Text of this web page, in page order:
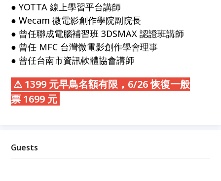
● YOTTA 線上學習平台講師
● Wecam 微電影創作學院副院長
● 曾任聯成電腦補習班 3DSMAX 認證班講師
● 曾任 MFC 台灣微電影創作學會理事
● 曾任台南市資訊軟體協會講師
⚠ 1399 元早鳥名額有限，6/26 恢復一般
票 1699 元
Guests